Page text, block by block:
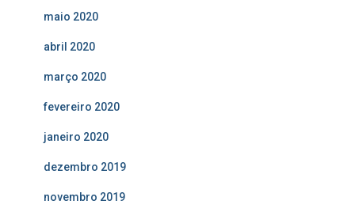
maio 2020
abril 2020
março 2020
fevereiro 2020
janeiro 2020
dezembro 2019
novembro 2019